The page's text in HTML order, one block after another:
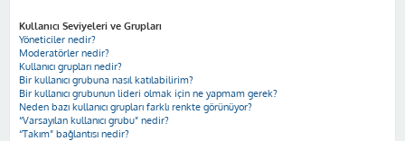
Kullanıcı Seviyeleri ve Grupları
Yöneticiler nedir?
Moderatörler nedir?
Kullanıcı grupları nedir?
Bir kullanıcı grubuna nasıl katılabilirim?
Bir kullanıcı grubunun lideri olmak için ne yapmam gerek?
Neden bazı kullanıcı grupları farklı renkte görünüyor?
“Varsayılan kullanıcı grubu” nedir?
“Takım” bağlantısı nedir?